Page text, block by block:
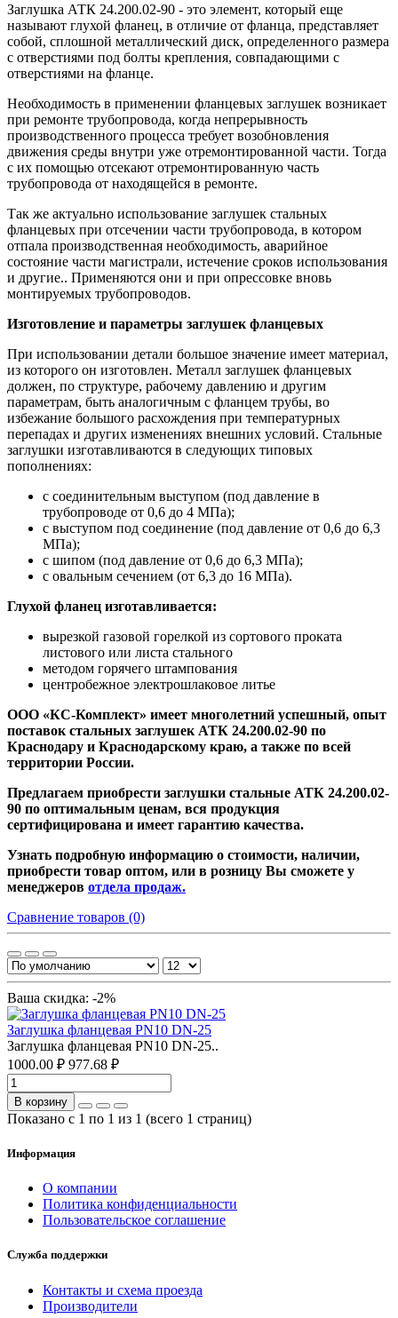
Заглушка АТК 24.200.02-90 - это элемент, который еще
называют глухой фланец, в отличие от фланца, представляет
собой, сплошной металлический диск, определенного размера
с отверстиями под болты крепления, совпадающими с
отверстиями на фланце.
Необходимость в применении фланцевых заглушек возникает
при ремонте трубопровода, когда непрерывность
производственного процесса требует возобновления
движения среды внутри уже отремонтированной части. Тогда
с их помощью отсекают отремонтированную часть
трубопровода от находящейся в ремонте.
Так же актуально использование заглушек стальных
фланцевых при отсечении части трубопровода, в котором
отпала производственная необходимость, аварийное
состояние части магистрали, истечение сроков использования
и другие.. Применяются они и при опрессовке вновь
монтируемых трубопроводов.
Изготовление и параметры заглушек фланцевых
При использовании детали большое значение имеет материал,
из которого он изготовлен. Металл заглушек фланцевых
должен, по структуре, рабочему давлению и другим
параметрам, быть аналогичным с фланцем трубы, во
избежание большого расхождения при температурных
перепадах и других изменениях внешних условий. Стальные
заглушки изготавливаются в следующих типовых
пополнениях:
с соединительным выступом (под давление в
трубопроводе от 0,6 до 4 МПа);
с выступом под соединение (под давление от 0,6 до 6,3
МПа);
с шипом (под давление от 0,6 до 6,3 МПа);
с овальным сечением (от 6,3 до 16 МПа).
Глухой фланец изготавливается:
вырезкой газовой горелкой из сортового проката
листового или листа стального
методом горячего штампования
центробежное электрошлаковое литье
ООО «КС-Комплект» имеет многолетний успешный, опыт
поставок стальных заглушек АТК 24.200.02-90 по
Краснодару и Краснодарскому краю, а также по всей
территории России.
Предлагаем приобрести заглушки стальные АТК 24.200.02-
90 по оптимальным ценам, вся продукция
сертифицирована и имеет гарантию качества.
Узнать подробную информацию о стоимости, наличии,
приобрести товар оптом, или в розницу Вы сможете у
менеджеров отдела продаж.
Сравнение товаров (0)
Ваша скидка: -2%
Заглушка фланцевая PN10 DN-25
Заглушка фланцевая PN10 DN-25..
1000.00 ₽ 977.68 ₽
В корзину
Показано с 1 по 1 из 1 (всего 1 страниц)
Информация
О компании
Политика конфиденциальности
Пользовательское соглашение
Служба поддержки
Контакты и схема проезда
Производители